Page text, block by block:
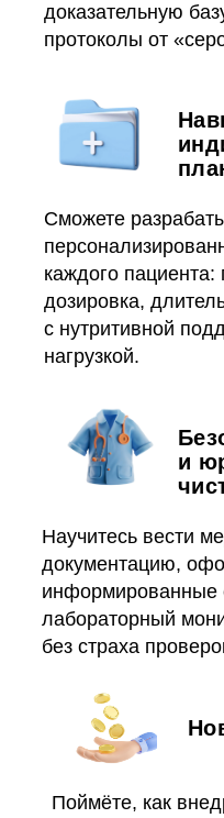
доказательную
протоколы от
Сможете
каждого
дозировка,
с нутритивной
нагрузкой.
и
Научитесь вести
документацию,
информированные
лабораторный
без страха
Поймёте, как